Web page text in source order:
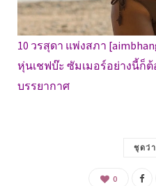
10 วรสุดา แพ่งสภา
หุ่นเชฟบ๊ะ ซัมเมอร์อย่างนี้ก็
บรรยากาศ
ชุดว่
0